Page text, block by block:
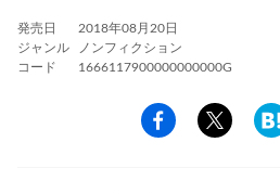
発売日
2018年08月20日
ジャンル
ノンフィクション
コード
1666117900000000000G